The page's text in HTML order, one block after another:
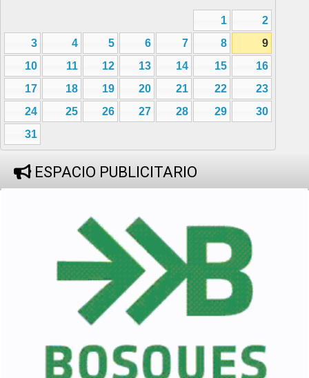
1
2
3
4 5 6 7 8
9
10
11 12 13 14 15
16
17
18 19 20 21 22
23
24
25 26 27 28 29
30
31
ESPACIO PUBLICITARIO